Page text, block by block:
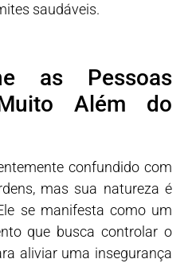
saudáveis.
as Pessoas
Além do
confundido com
mas sua natureza é
se manifesta como um
que busca controlar o
aliviar uma insegurança